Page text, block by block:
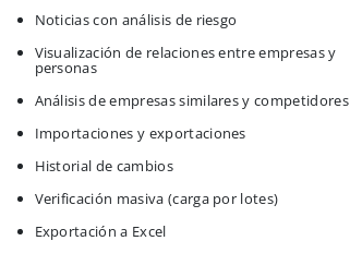
Noticias con análisis de riesgo
Visualización de relaciones entre empresas y
personas
Análisis de empresas similares y competidores
Importaciones y exportaciones
Historial de cambios
Verificación masiva (carga por lotes)
Exportación a Excel